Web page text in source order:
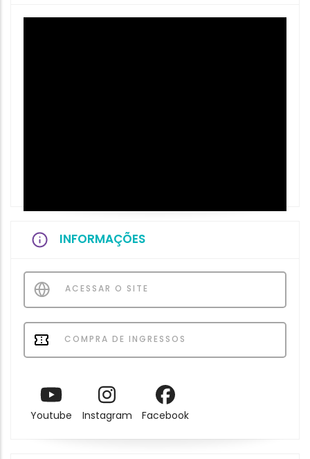
INFORMAÇÕES
ACESSAR O SITE
COMPRA DE INGRESSOS
Youtube Instagram Facebook